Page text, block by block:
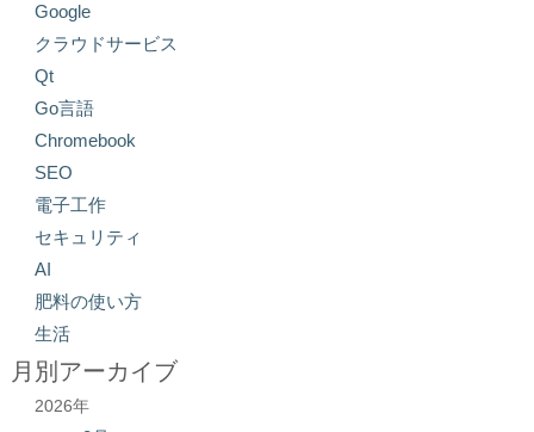
Google
クラウドサービス
Qt
Go言語
Chromebook
SEO
電子工作
セキュリティ
AI
肥料の使い方
生活
月別アーカイブ
2026年